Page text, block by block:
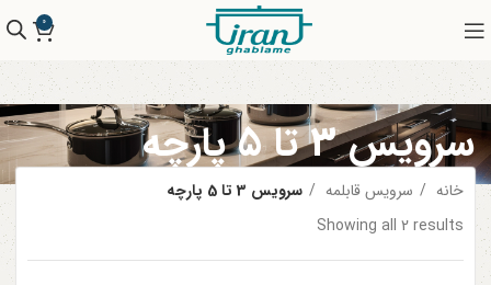
0
سرویس 3 تا 5 پارچه
خانه سرویس قابلمه
سرویس 3 تا 5 پارچه
Showing all 2 results